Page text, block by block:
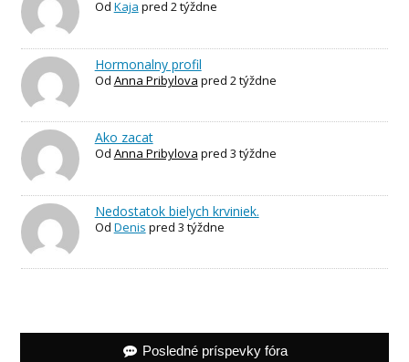
Od Kaja pred 2 týždne
Hormonalny profil
Od Anna Pribylova pred 2 týždne
Ako zacat
Od Anna Pribylova pred 3 týždne
Nedostatok bielych krviniek.
Od Denis pred 3 týždne
Posledné príspevky fóra